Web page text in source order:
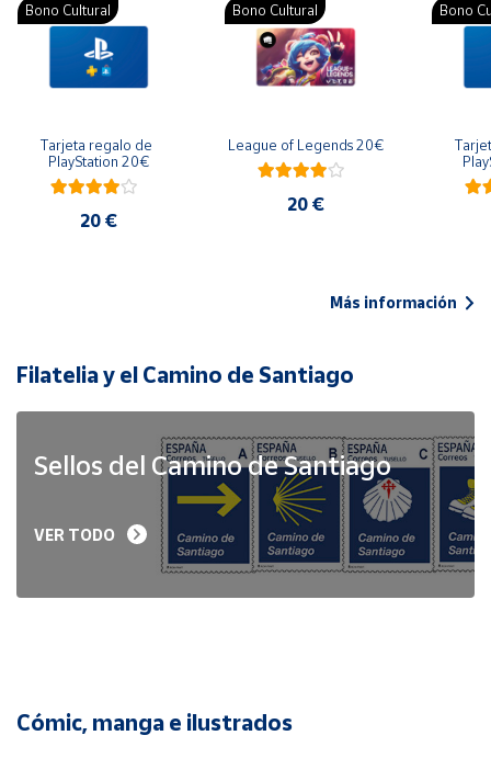
Bono Cultural
Tarjeta regalo de
PlayStation 20€
20 €
Bono Cultural
League of Legends 20€
20 €
Bono
Más información
Filatelia y el Camino de Santiago
Sellos del Camino de Santiago
VER TODO
Cómic, manga e ilustrados